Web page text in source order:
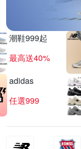
潮鞋999起
最高送40%
adidas
任選999